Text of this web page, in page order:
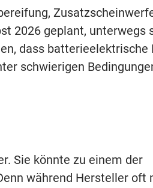
2026 geplant, unterwegs
dass batterieelektrische
schwierigen
Sie könnte zu einem der
während Hersteller oft